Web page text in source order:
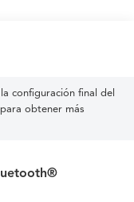
configuración final del
obtener más